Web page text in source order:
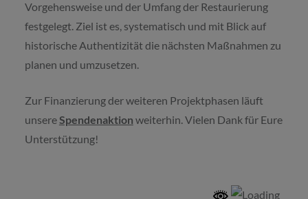
Vorgehensweise und der Umfang der Restaurierung
festgelegt. Ziel ist es, systematisch und mit Blick auf
historische Authentizität die nächsten Maßnahmen zu
planen und umzusetzen.
Zur Finanzierung der weiteren Projektphasen läuft
unsereSpendenaktion weiterhin. Vielen Dank für Eure
Unterstützung!